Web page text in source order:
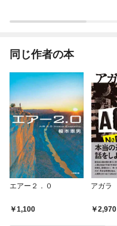
同じ作者の本
エアー２．０
1,100
アガラ
2,970